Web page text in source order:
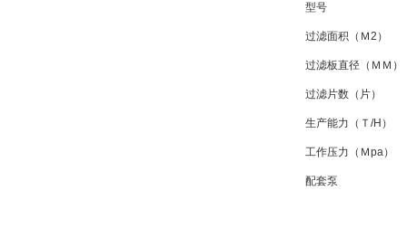
型号
过滤面积（Ｍ2）
过滤板直径（ＭＭ）
过滤片数（片）
生产能力（Ｔ/H）
工作压力（Ｍpa）
配套泵